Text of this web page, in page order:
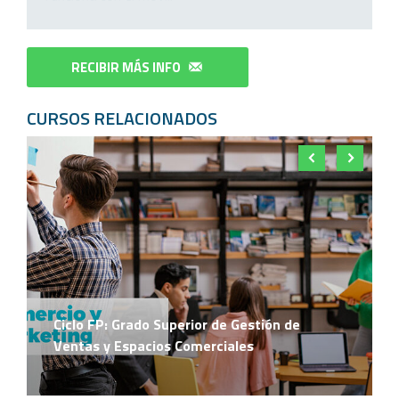
RECIBIR MÁS INFO
CURSOS RELACIONADOS
Ciclo FP: Grado Superior de Gestión de
Ventas y Espacios Comerciales